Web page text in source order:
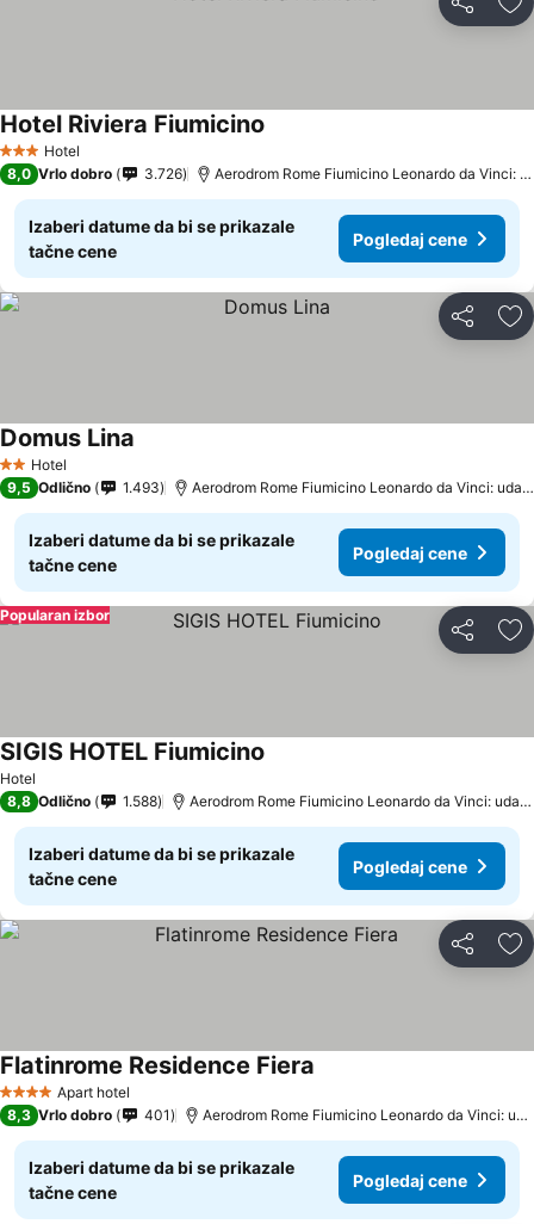
Deli
3 Zvezdice
Hotel
Hotel Riviera Fiumicino
8,0 Vrlo dobro 3.726 Aerodrom Rome Fiumicino Leonardo da Vinci: udaljenost 6.3 km
Izaberi datume da bi se prikazale
tačne cene
Pogledaj cene
Deli
2 Zvezdice
Hotel
Domus Lina
9,5 Odlično 1.493 Aerodrom Rome Fiumicino Leonardo da Vinci: udaljenost 4.7 km
Izaberi datume da bi se prikazale
tačne cene
Pogledaj cene
Deli
Popularan izbor
Hotel
SIGIS HOTEL Fiumicino
8,8 Odlično 1.588 Aerodrom Rome Fiumicino Leonardo da Vinci: udaljenost 6.4 km
Izaberi datume da bi se prikazale
tačne cene
Pogledaj cene
Deli
4 ZvezdiceApart hotel
Flatinrome Residence Fiera
8,3 Vrlo dobro 401 Aerodrom Rome Fiumicino Leonardo da Vinci: udaljenost 7.8 km
Izaberi datume da bi se prikazale
tačne cene
Pogledaj cene